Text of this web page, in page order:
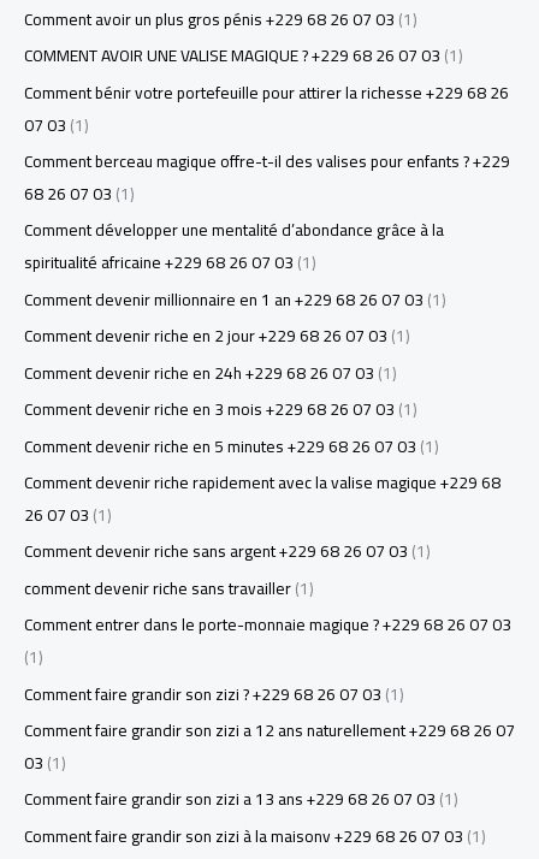
Comment avoir un plus gros pénis +229 68 26 07 03(1)
COMMENT AVOIR UNE VALISE MAGIQUE ? +229 68 26 07 03(1)
Comment bénir votre portefeuille pour attirer la richesse +229 68 26
07 03(1)
Comment berceau magique offre-t-il des valises pour enfants ? +229
68 26 07 03(1)
Comment développer une mentalité d’abondance grâce à la
spiritualité africaine +229 68 26 07 03(1)
Comment devenir millionnaire en 1 an +229 68 26 07 03(1)
Comment devenir riche en 2 jour +229 68 26 07 03(1)
Comment devenir riche en 24h +229 68 26 07 03(1)
Comment devenir riche en 3 mois +229 68 26 07 03(1)
Comment devenir riche en 5 minutes +229 68 26 07 03(1)
Comment devenir riche rapidement avec la valise magique +229 68
26 07 03(1)
Comment devenir riche sans argent +229 68 26 07 03(1)
comment devenir riche sans travailler(1)
Comment entrer dans le porte-monnaie magique ? +229 68 26 07 03
(1)
Comment faire grandir son zizi ? +229 68 26 07 03(1)
Comment faire grandir son zizi a 12 ans naturellement +229 68 26 07
03(1)
Comment faire grandir son zizi a 13 ans +229 68 26 07 03(1)
Comment faire grandir son zizi à la maisonv +229 68 26 07 03(1)